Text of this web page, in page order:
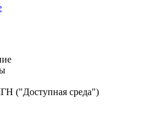
("Доступная среда")